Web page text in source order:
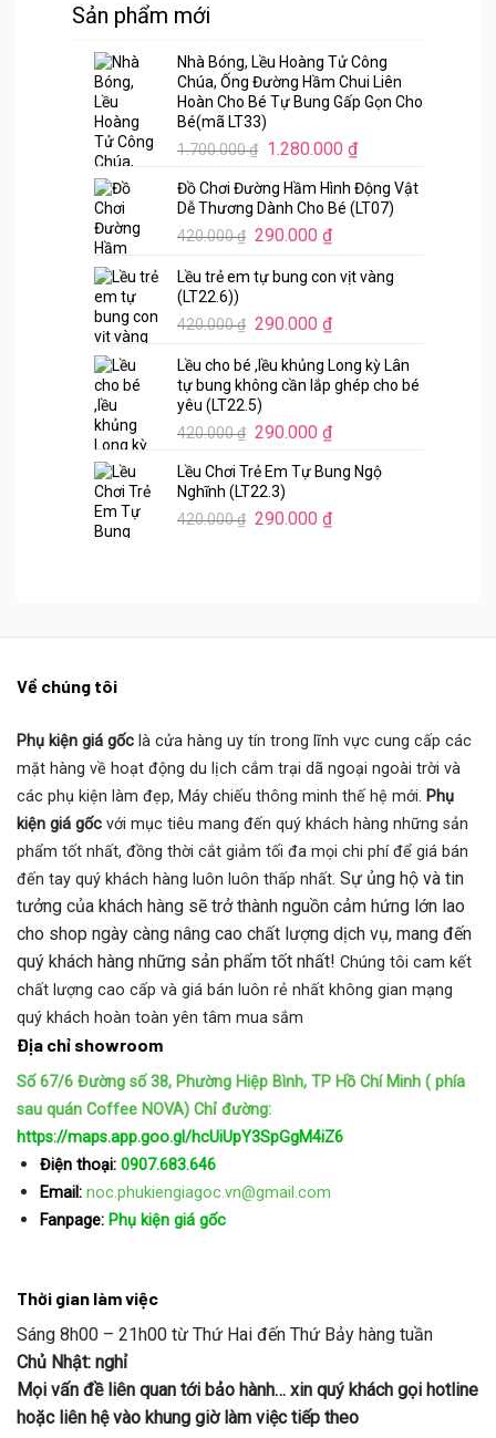
Sản phẩm mới
Nhà Bóng, Lều Hoàng Tử Công
Chúa, Ống Đường Hầm Chui Liên
Hoàn Cho Bé Tự Bung Gấp Gọn Cho
Bé(mã LT33)
1.700.000₫ Giá
là:
1.700.000 ₫.
1.280.000₫Giá
tại
là:
Đồ Chơi Đường Hầm Hình Động Vật
Dễ Thương Dành Cho Bé (LT07)
420.000₫ Giá
là:
290.000₫Giá
tại
290.000 ₫.
Lều trẻ em tự bung con vịt vàng
(LT22.6))
420.000₫ Giá
là:
420.000 ₫.
290.000₫Giá
tại
là:
Lều cho bé ,lều khủng Long kỳ Lân
tự bung không cần lắp ghép cho bé
yêu (LT22.5)
420.000₫ Giá
là:
420.000 ₫.
290.000₫Giá
tại
290.000 ₫.
Lều Chơi Trẻ Em Tự Bung Ngộ
Nghĩnh (LT22.3)
420.000₫ Giá
290.000₫Giá
Về chúng tôi
Phụ kiện giá gốc là cửa hàng uy tín trong lĩnh vực cung cấp các
mặt hàng về hoạt động du lịch cắm trại dã ngoại ngoài trời và
các phụ kiện làm đẹp, Máy chiếu thông minh thế hệ mới. Phụ
kiện giá gốc với mục tiêu mang đến quý khách hàng những sản
phẩm tốt nhất, đồng thời cắt giảm tối đa mọi chi phí để giá bán
đến tay quý khách hàng luôn luôn thấp nhất. Sự ủng hộ và tin
tưởng của khách hàng sẽ trở thành nguồn cảm hứng lớn lao
cho shop ngày càng nâng cao chất lượng dịch vụ, mang đến
quý khách hàng những sản phẩm tốt nhất! Chúng tôi cam kết
chất lượng cao cấp và giá bán luôn rẻ nhất không gian mạng
quý khách hoàn toàn yên tâm mua sắm
Địa chỉ showroom
Số 67/6 Đường số 38, Phường Hiệp Bình, TP Hồ Chí Minh ( phía
sau quán Coffee NOVA) Chỉ đường:
https://maps.app.goo.gl/hcUiUpY3SpGgM4iZ6
Điện thoại: 0907.683.646
Email:noc.phukiengiagoc.vn@gmail.com
Fanpage:Phụ kiện giá gốc
Thời gian làm việc
Sáng 8h00 – 21h00 từ Thứ Hai đến Thứ Bảy hàng tuần
Chủ Nhật: nghỉ
Mọi vấn đề liên quan tới bảo hành… xin quý khách gọi hotline
hoặc liên hệ vào khung giờ làm việc tiếp theo